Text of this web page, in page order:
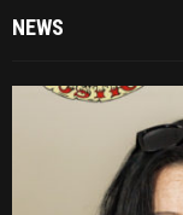
NEWS